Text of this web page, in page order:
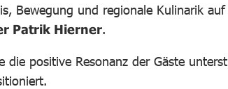
Bewegung und regionale Kulinarik
Patrik Hierner.
positive Resonanz der Gäste